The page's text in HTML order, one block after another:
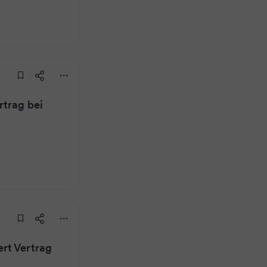
bei
Vertrag